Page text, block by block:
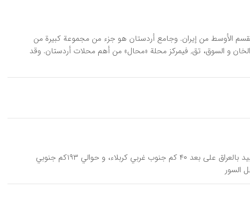
الأوسط من إیران. وجامع أردستان هو جزء من مجموعة کبیرة من
الخان و السوق، تق, فيمرکز محلة «محال» من أهم محلات أردستان. وقد
اَلْأُخَیضِر، بناء تاریخي یضم قلعة و قصراً و مسجداً، یقع في صحراء وادي عبید بالعراق علی بعد ۴۰ کم جنوب غربي کربلاء، و حوالي ۱۹۳کم جنوبي
السور